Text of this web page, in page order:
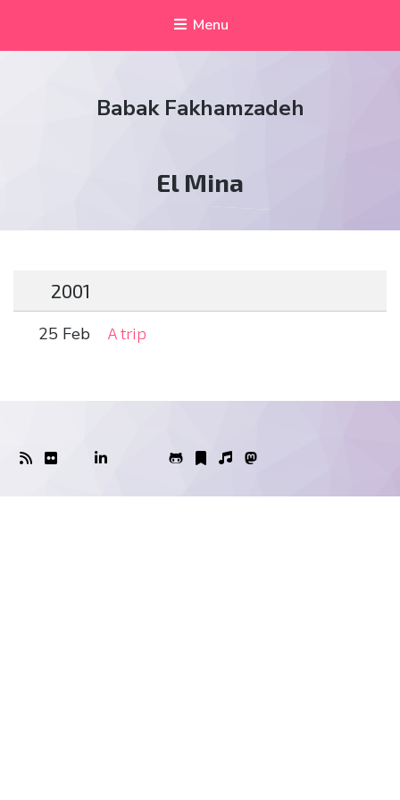
Menu
Babak Fakhamzadeh
Tag:
El Mina
2001
25 Feb A trip